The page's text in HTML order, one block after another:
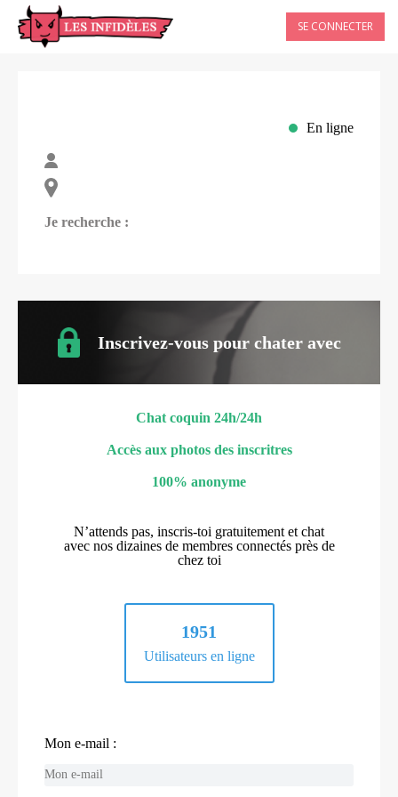
SE CONNECTER
En ligne
Je recherche :
Inscrivez-vous pour chater avec
Chat coquin 24h/24h
Accès aux photos des inscritres
100% anonyme
N’attends pas, inscris-toi gratuitement et chat
avec nos dizaines de membres connectés près de
chez toi
1951
Utilisateurs en ligne
Mon e-mail :